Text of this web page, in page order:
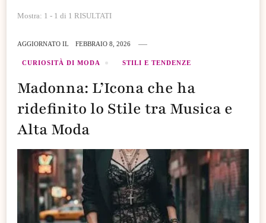
Mostra: 1 - 1 di 1 RISULTATI
AGGIORNATO IL FEBBRAIO 8, 2026
CURIOSITÀ DI MODA STILI E TENDENZE
Madonna: L’Icona che ha
ridefinito lo Stile tra Musica e
Alta Moda